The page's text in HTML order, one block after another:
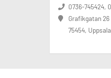
Grafikgatan 26
75454, Uppsala